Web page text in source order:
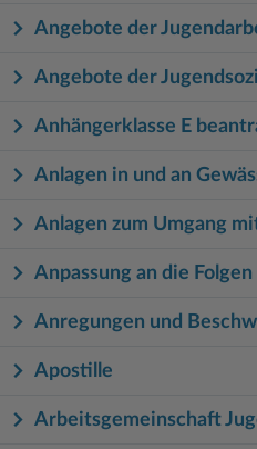
Angebote der
Angebote der
Anhängerklasse E
Anlagen in und an
Anlagen zum Umgang
Anpassung an die
Anregungen und
Apostille
Arbeitsgemeinschaft